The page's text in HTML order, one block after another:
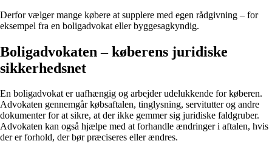
Derfor vælger mange købere at supplere med egen rådgivning – for
eksempel fra en boligadvokat eller byggesagkyndig.
Boligadvokaten – køberens juridiske
sikkerhedsnet
En boligadvokat er uafhængig og arbejder udelukkende for køberen.
Advokaten gennemgår købsaftalen, tinglysning, servitutter og andre
dokumenter for at sikre, at der ikke gemmer sig juridiske faldgruber.
Advokaten kan også hjælpe med at forhandle ændringer i aftalen, hvis
der er forhold, der bør præciseres eller ændres.